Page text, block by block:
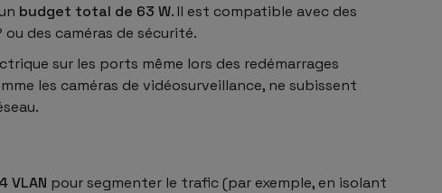
budget total de 63 W. Il est compatible avec des
des caméras de sécurité.
sur les ports même lors des redémarrages
les caméras de vidéosurveillance, ne subissent
VLAN pour segmenter le trafic (par exemple, en isolant